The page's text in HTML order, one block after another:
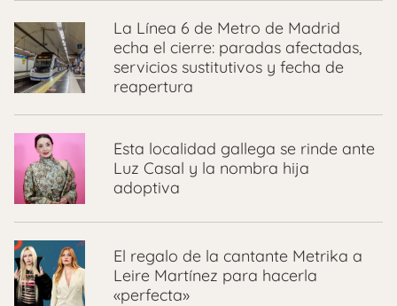
La Línea 6 de Metro de Madrid
echa el cierre: paradas afectadas,
servicios sustitutivos y fecha de
reapertura
Esta localidad gallega se rinde ante
Luz Casal y la nombra hija
adoptiva
El regalo de la cantante Metrika a
Leire Martínez para hacerla
«perfecta»